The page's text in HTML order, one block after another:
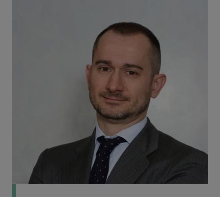
La Directiva de tributación mínima (I)
Ámbito de aplicación
Cálculo de la tributación mínima (general)
Situaciones especiales
Aspectos formales
Aspectos temporales y régimen transitorio
Puertos seguros transitorios